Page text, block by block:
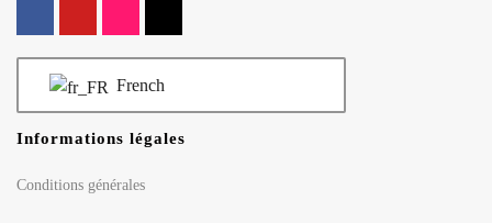
French
Informations légales
Conditions générales